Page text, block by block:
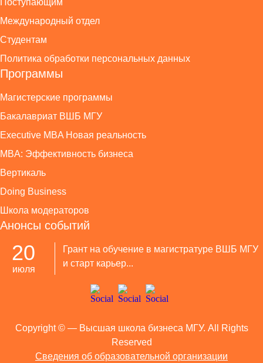
Поступающим
Международный отдел
Студентам
Политика обработки персональных данных
Программы
Магистерские программы
Бакалавриат ВШБ МГУ
Executive MBA Новая реальность
MBA: Эффективность бизнеса
Вертикаль
Doing Business
Школа модераторов
Анонсы событий
20
июля
Грант на обучение в магистратуре ВШБ МГУ
и старт карьер...
Copyright © — Высшая школа бизнеса МГУ. All Rights
Reserved
Сведения об образовательной организации